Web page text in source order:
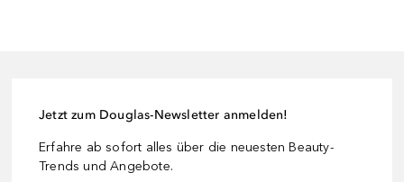
Jetzt zum Douglas-Newsletter anmelden!
Erfahre ab sofort alles über die neuesten Beauty-
Trends und Angebote.